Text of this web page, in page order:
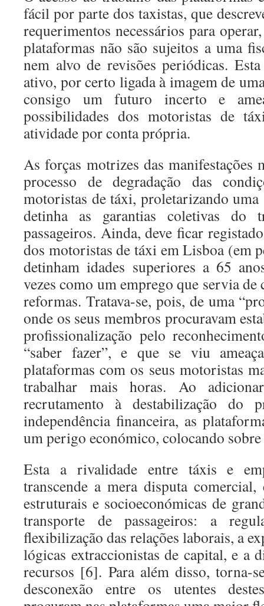
fácil por parte dos taxistas, que
requerimentos necessários para
plataformas não são sujeitos a uma
nem alvo de revisões periódicas.
ativo, por certo ligada à imagem de
consigo um futuro incerto e
possibilidades dos motoristas de
atividade por conta própria.
As forças motrizes das manifestações
processo de degradação das
motoristas de táxi, proletarizando
detinha as garantias coletivas do
passageiros. Ainda, deve ficar
dos motoristas de táxi em Lisboa (em
detinham idades superiores a 65
vezes como um emprego que servia de
reformas. Tratava-se, pois, de uma
onde os seus membros procuravam
profissionalização pelo
“saber fazer”, e que se viu
plataformas com os seus motoristas
trabalhar mais horas. Ao
recrutamento à destabilização do
independência financeira, as
um perigo económico, colocando
Esta a rivalidade entre táxis e
transcende a mera disputa comercial,
estruturais e socioeconómicas de
transporte de passageiros: a
flexibilização das relações laborais, a
lógicas extraccionistas de capital, e a
recursos [6]. Para além disso, torna-
desconexão entre os utentes